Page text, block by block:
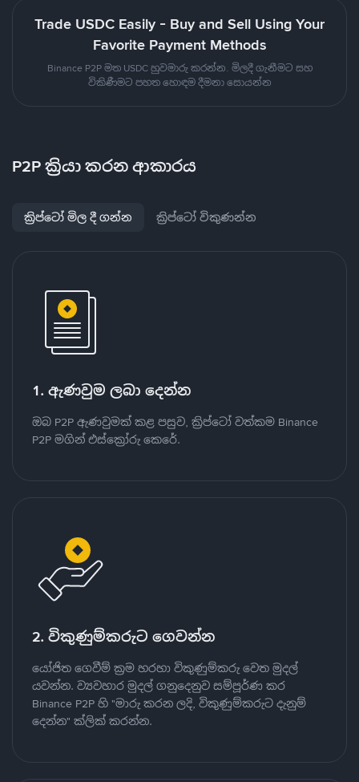
Trade USDC Easily - Buy and Sell Using Your
Favorite Payment Methods
Binance P2P මත USDC හුවමාරු කරන්න. මිලදී ගැනීමට සහ
විකිණීමට පහත හොඳම දීමනා සොයන්න
P2P ක්‍රියා කරන ආකාරය
ක්‍රිප්ටෝ මිල දී ගන්න ක්‍රිප්ටෝ විකුණන්න
1. ඇණවුම ලබා දෙන්න
ඔබ P2P ඇණවුමක් කළ පසුව, ක්‍රිප්ටෝ වත්කම Binance
P2P මගින් එස්ක්‍රෝරු කෙරේ.
2. විකුණුම්කරුට ගෙවන්න
යෝජිත ගෙවීම් ක්‍රම හරහා විකුණුම්කරු වෙත මුදල්
යවන්න. ව්‍යවහාර මුදල් ගනුදෙනුව සම්පූර්ණ කර
Binance P2P හි "මාරු කරන ලදි, විකුණුම්කරුට දැනුම්
දෙන්න" ක්ලික් කරන්න.